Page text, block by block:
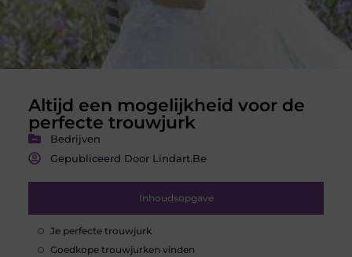
Altijd een mogelijkheid voor de
perfecte trouwjurk
Bedrijven
Gepubliceerd Door Lindart.be
Inhoudsopgave
Je perfecte trouwjurk
Goedkope trouwjurken vinden